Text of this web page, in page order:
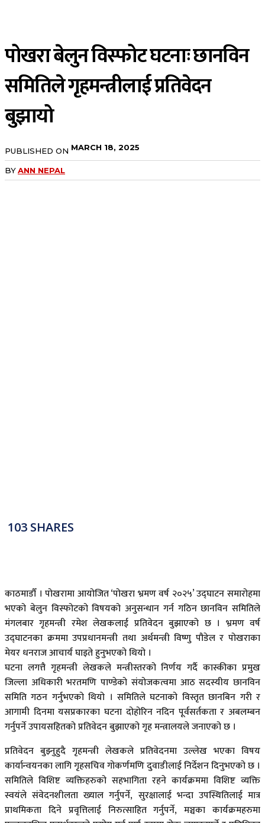
पोखरा बेलुन विस्फोट घटनाः छानविन
समितिले गृहमन्त्रीलाई प्रतिवेदन
बुझायो
PUBLISHED ON MARCH 18, 2025
BYANN NEPAL
103 SHARES
काठमाडौँ । पोखरामा आयोजित ‘पोखरा भ्रमण वर्ष २०२५’ उद्घाटन समारोहमा
भएको बेलुन विस्फोटको विषयको अनुसन्धान गर्न गठिन छानविन समितिले
मंगलबार गृहमन्त्री रमेश लेखकलाई प्रतिवेदन बुझाएको छ । भ्रमण वर्ष
उद्घाटनका क्रममा उपप्रधानमन्त्री तथा अर्थमन्त्री विष्णु पौडेल र पोखराका
मेयर धनराज आचार्य घाइते हुनुभएको थियो ।
घटना लगत्तै गृहमन्त्री लेखकले मन्त्रीस्तरको निर्णय गर्दै कास्कीका प्रमुख
जिल्ला अधिकारी भरतमणि पाण्डेको संयोजकत्वमा आठ सदस्यीय छानविन
समिति गठन गर्नुभएको थियो । समितिले घटनाको विस्तृत छानबिन गरी र
आगामी दिनमा यसप्रकारका घटना दोहोरिन नदिन पूर्वसर्तकता र अबलम्बन
गर्नुपर्ने उपायसहितको प्रतिवेदन बुझाएको गृह मन्त्रालयले जनाएको छ ।
प्रतिवेदन बुझ्नुहुदै गृहमन्त्री लेखकले प्रतिवेदनमा उल्लेख भएका विषय
कार्यान्वयनका लागि गृहसचिव गोकर्णमणि दुवाडीलाई निर्देशन दिनुभएको छ ।
समितिले विशिष्ट व्यक्तिहरुको सहभागिता रहने कार्यक्रममा विशिष्ट व्यक्ति
स्वयंले संवेदनशीलता ख्याल गर्नुपर्ने, सुरक्षालाई भन्दा उपस्थितिलाई मात्र
प्राथमिकता दिने प्रवृत्तिलाई निरुत्साहित गर्नुपर्ने, मञ्चका कार्यक्रमहरुमा